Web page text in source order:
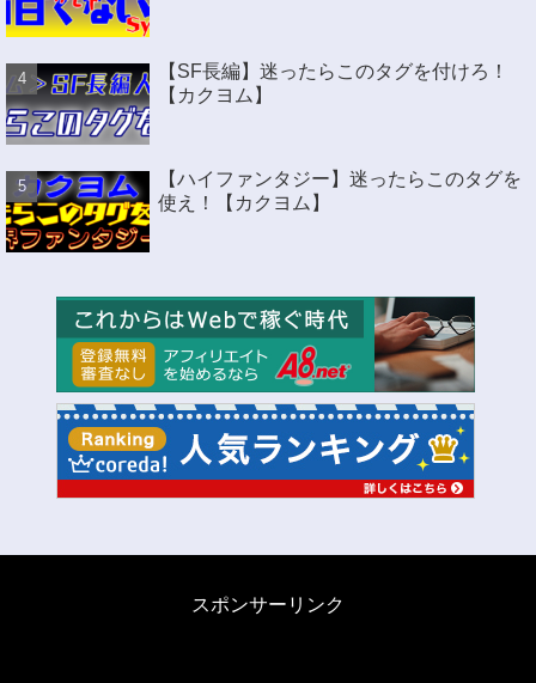
【SF長編】迷ったらこのタグを付けろ！
【カクヨム】
【ハイファンタジー】迷ったらこのタグを
使え！【カクヨム】
スポンサーリンク